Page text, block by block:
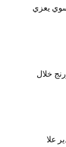
يعزي
خلال
علا